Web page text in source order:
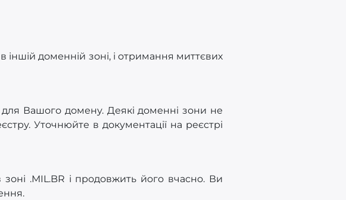
іншій доменній зоні, і отримання миттєвих
Вашого домену. Деякі доменні зони не
Уточнюйте в документації на реєстрі
.MIL.BR і продовжить його вчасно. Ви